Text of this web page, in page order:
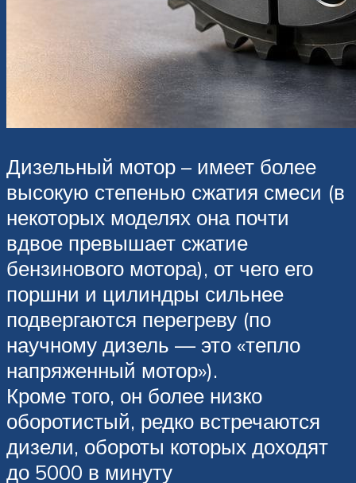
Дизельный мотор – имеет более
высокую степенью сжатия смеси (в
некоторых моделях она почти
вдвое превышает сжатие
бензинового мотора), от чего его
поршни и цилиндры сильнее
подвергаются перегреву (по
научному дизель — это «тепло
напряженный мотор»).
Кроме того, он более низко
оборотистый, редко встречаются
дизели, обороты которых доходят
до 5000 в минуту